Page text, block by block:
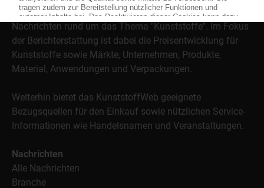
und Führungskräfte der Branche mit täglichen
Nachrichten rund um das Thema "Kunststoffe". Im Fokus
der Berichterstattung ist dabei die Preisentwicklung für
Kunststoffe sowie Märkte, Unternehmen, Produkte,
Material, Anwendungen und Verpackungen.
Weiterhin bietet das KunststoffWeb geeignete
Bezugsquellen für den Einkauf sowie nützlichen Service-
Informationen wie Handelsnamen und Veranstaltungen.
Nachrichten
Alle Nachrichten
Branche